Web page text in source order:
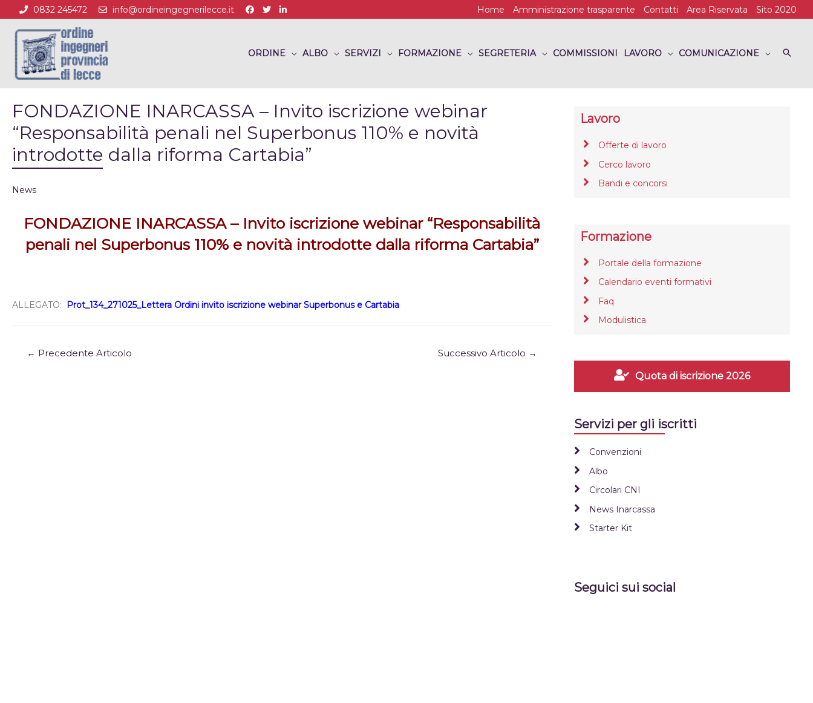
0832 245472 info@ordineingegnerilecce.it Home Amministrazione trasparente Contatti Area Riservata Sito 2020
ORDINE ALBO SERVIZI FORMAZIONE SEGRETERIA COMMISSIONI LAVORO COMUNICAZIONE
FONDAZIONE INARCASSA – Invito iscrizione webinar
“Responsabilità penali nel Superbonus 110% e novità
introdotte dalla riforma Cartabia”
News
FONDAZIONE INARCASSA – Invito iscrizione webinar “Responsabilità
penali nel Superbonus 110% e novità introdotte dalla riforma Cartabia”
ALLEGATO: Prot_134_271025_Lettera Ordini invito iscrizione webinar Superbonus e Cartabia
← Precedente Articolo Successivo Articolo →
Lavoro
Offerte di lavoro
Cerco lavoro
Bandi e concorsi
Formazione
Portale della formazione
Calendario eventi formativi
Faq
Modulistica
Quota di iscrizione 2026
Servizi per gli iscritti
Convenzioni
Albo
Circolari CNI
News Inarcassa
Starter Kit
Seguici sui social